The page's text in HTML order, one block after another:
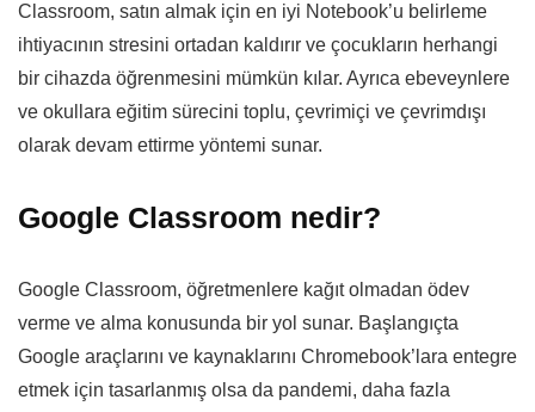
Classroom, satın almak için en iyi Notebook’u belirleme
ihtiyacının stresini ortadan kaldırır ve çocukların herhangi
bir cihazda öğrenmesini mümkün kılar. Ayrıca ebeveynlere
ve okullara eğitim sürecini toplu, çevrimiçi ve çevrimdışı
olarak devam ettirme yöntemi sunar.
Google Classroom nedir?
Google Classroom, öğretmenlere kağıt olmadan ödev
verme ve alma konusunda bir yol sunar. Başlangıçta
Google araçlarını ve kaynaklarını Chromebook’lara entegre
etmek için tasarlanmış olsa da pandemi, daha fazla